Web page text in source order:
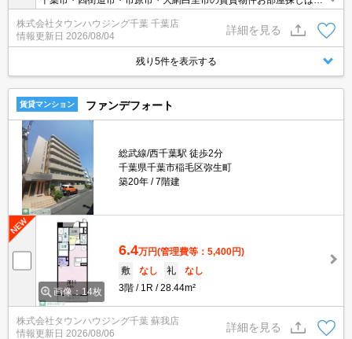
ウンハウジング稲毛店にお任せ下さい！
株式会社タウンハウジング千葉 千葉店
情報更新日 2026/08/04
詳細を見る
残り5件を表示する
賃貸マンション ファンデフォート
総武線/西千葉駅 徒歩2分
千葉県千葉市稲毛区弥生町
築20年
7階建
画像：14枚
6.4万円(管理費等：5,400円)
敷
なし 礼
なし
3階
1R 28.44m²
株式会社タウンハウジング千葉 蘇我店
情報更新日 2026/08/06
詳細を見る